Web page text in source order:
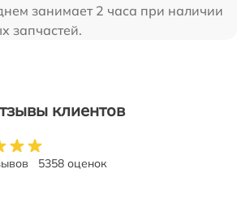
занимает 2 часа при наличии
запчастей.
клиентов
5358 оценок